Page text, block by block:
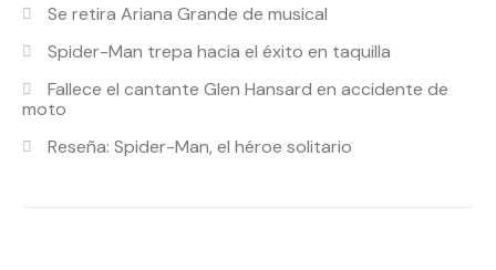
Se retira Ariana Grande de musical
Spider-Man trepa hacia el éxito en taquilla
Fallece el cantante Glen Hansard en accidente de
moto
Reseña: Spider-Man, el héroe solitario